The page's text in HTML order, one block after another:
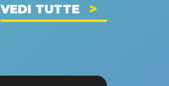
VEDI TUTTE